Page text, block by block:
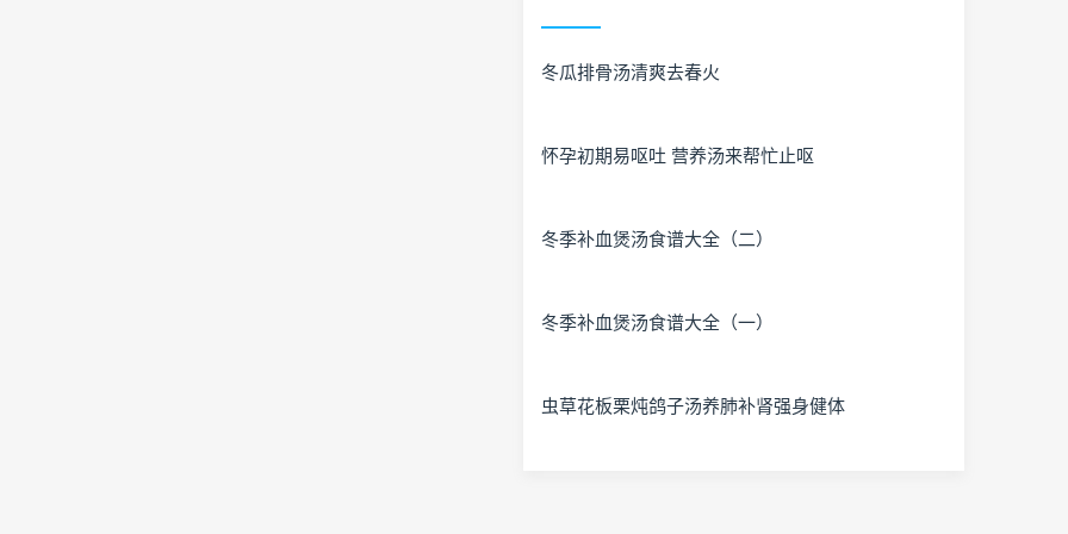
冬瓜排骨汤清爽去春火
怀孕初期易呕吐 营养汤来帮忙止呕
冬季补血煲汤食谱大全（二）
冬季补血煲汤食谱大全（一）
虫草花板栗炖鸽子汤养肺补肾强身健体